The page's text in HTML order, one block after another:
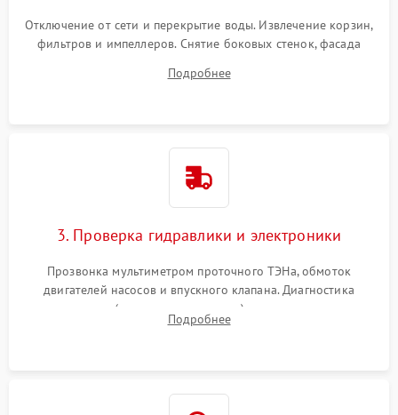
Отключение от сети и перекрытие воды. Извлечение корзин,
фильтров и импеллеров. Снятие боковых стенок, фасада
циркуляционному насосу, ТЭНу и сливной помпе.
Подробнее
3. Проверка гидравлики и электроники
Прозвонка мультиметром проточного ТЭНа, обмоток
двигателей насосов и впускного клапана. Диагностика
прессостата (датчика уровня воды), датчика мутности,
концевика дверцы и электронного модуля управления.
Подробнее